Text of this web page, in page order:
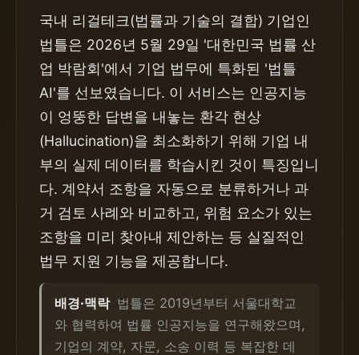
국내 리걸테크(법률과 기술의 결합) 기업인
법틀은 2026년 5월 29일 '대한민국 법률 산
업 박람회'에서 기업 법무에 특화된 '법틀
AI'를 선보였습니다. 이 서비스는 인공지능
이 엉뚱한 답변을 내놓는 환각 현상
(Hallucination)을 최소화하기 위해 기업 내
부의 실제 데이터를 학습시킨 것이 특징입니
다. 계약서 조항을 자동으로 분류하거나 과
거 검토 사례와 비교하고, 위험 요소가 있는
조항을 미리 찾아내 제안하는 등 실질적인
법무 지원 기능을 제공합니다.
배경·맥락 법틀은 2019년부터 서울대학교
와 협력하여 법률 인공지능을 연구해왔으며,
기업의 계약, 자문, 소송 이력 등 복잡한 데